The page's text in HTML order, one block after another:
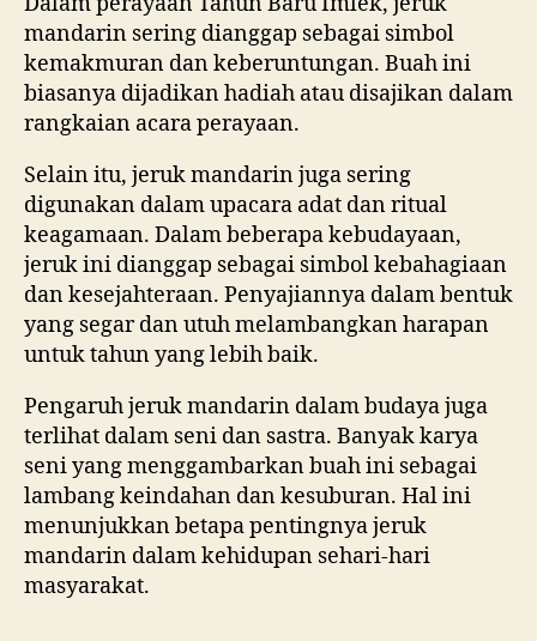
mandarin sering dianggap sebagai simbol
kemakmuran dan keberuntungan. Buah ini
biasanya dijadikan hadiah atau disajikan dalam
rangkaian acara perayaan.
Selain itu, jeruk mandarin juga sering
digunakan dalam upacara adat dan ritual
keagamaan. Dalam beberapa kebudayaan,
jeruk ini dianggap sebagai simbol kebahagiaan
dan kesejahteraan. Penyajiannya dalam bentuk
yang segar dan utuh melambangkan harapan
untuk tahun yang lebih baik.
Pengaruh jeruk mandarin dalam budaya juga
terlihat dalam seni dan sastra. Banyak karya
seni yang menggambarkan buah ini sebagai
lambang keindahan dan kesuburan. Hal ini
menunjukkan betapa pentingnya jeruk
mandarin dalam kehidupan sehari-hari
masyarakat.